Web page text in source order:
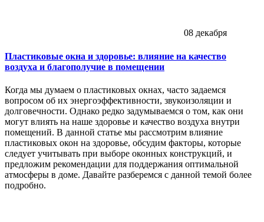
08 декабря
Пластиковые окна и здоровье: влияние на качество
воздуха и благополучие в помещении
Когда мы думаем о пластиковых окнах, часто задаемся
вопросом об их энергоэффективности, звукоизоляции и
долговечности. Однако редко задумываемся о том, как они
могут влиять на наше здоровье и качество воздуха внутри
помещений. В данной статье мы рассмотрим влияние
пластиковых окон на здоровье, обсудим факторы, которые
следует учитывать при выборе оконных конструкций, и
предложим рекомендации для поддержания оптимальной
атмосферы в доме. Давайте разберемся с данной темой более
подробно.